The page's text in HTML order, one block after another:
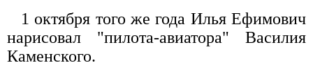
1 октября того же года Илья Ефимович
нарисовал "пилота-авиатора" Василия
Каменского.